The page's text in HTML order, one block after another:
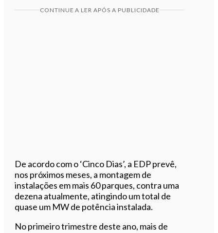
CONTINUE A LER APÓS A PUBLICIDADE
De acordo com o ‘Cinco Dias’, a EDP prevê,
nos próximos meses, a montagem de
instalações em mais 60 parques, contra uma
dezena atualmente, atingindo um total de
quase um MW de potência instalada.
No primeiro trimestre deste ano, mais de